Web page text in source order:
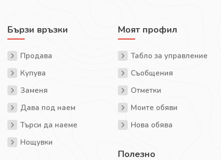
Бързи връзки
Продава
Купува
Заменя
Дава под наем
Търси да наеме
Нощувки
Моят профил
Табло за управление
Съобщения
Отметки
Моите обяви
Нова обява
Полезно